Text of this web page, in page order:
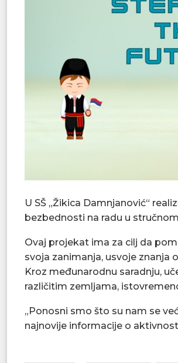
U SŠ „Žikica Damnjanović“
bezbednosti na radu u
Ovaj projekat ima za cilj da
svoja zanimanja, usvoje znanja
Kroz međunarodnu saradnju,
različitim zemljama,
„Ponosni smo što su nam se
najnovije informacije o